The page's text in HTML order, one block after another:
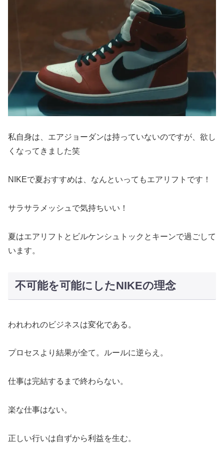
私自身は、エアジョーダンは持っていないのですが、欲し
くなってきました笑
NIKEで夏おすすめは、なんといってもエアリフトです！
サラサラメッシュで気持ちいい！
夏はエアリフトとビルケンシュトックとキーンで過ごして
います。
不可能を可能にしたNIKEの理念
われわれのビジネスは変化である。
プロセスより結果が全て。ルールに逆らえ。
仕事は完結するまで終わらない。
楽な仕事はない。
正しい行いは自ずから利益を生む。